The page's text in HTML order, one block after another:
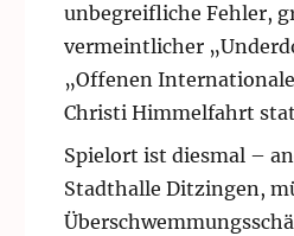
unbegreifliche Fehler,
vermeintlicher
„Offenen
Christi Himmelfahrt
Spielort ist diesmal –
Stadthalle Ditzingen,